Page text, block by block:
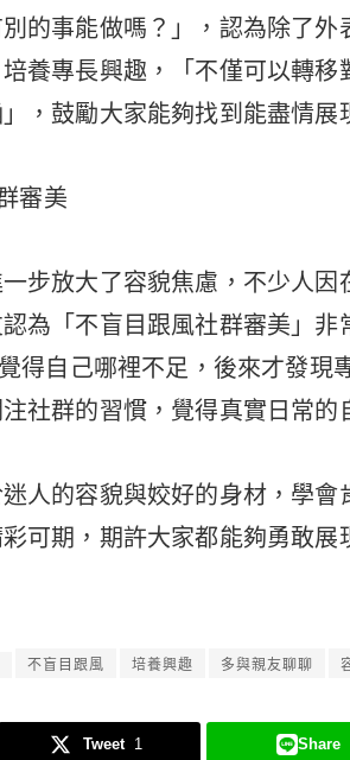
的事能做嗎？」，認為除了
養專長興趣，「不僅可以轉
，鼓勵大家能夠找到能盡情展
審美
步放大了容貌焦慮，不少人
為「不盲目跟風社群審美」
得自己哪裡不足，後來才發現
社群的習慣，覺得真實日常的
人的容貌與姣好的身材，學
可期，期許大家都能夠勇敢
不盲目跟風 培養興趣 多與親友聊聊
Tweet 1 Share